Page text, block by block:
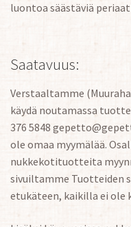
luontoa säästäviä
Saatavuus:
Verstaaltamme
käydä noutamassa
376 5848
ole omaa myymälää.
nukkekotituotteita
sivuiltamme Tuotteiden
etukäteen, kaikilla ei ole